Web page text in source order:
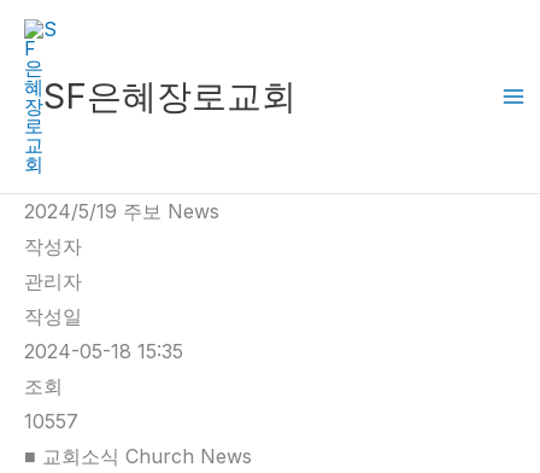
너
SF은혜장로교회
2024/5/19 주보 News
작성자
관리자
작성일
2024-05-18 15:35
조회
10557
■ 교회소식 Church News